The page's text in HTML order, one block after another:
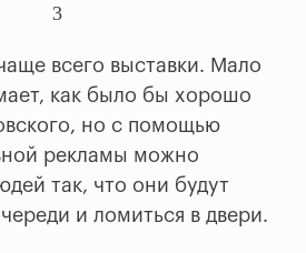
3
всего выставки. Мало
как было бы хорошо
но с помощью
рекламы можно
так, что они будут
и ломиться в двери.